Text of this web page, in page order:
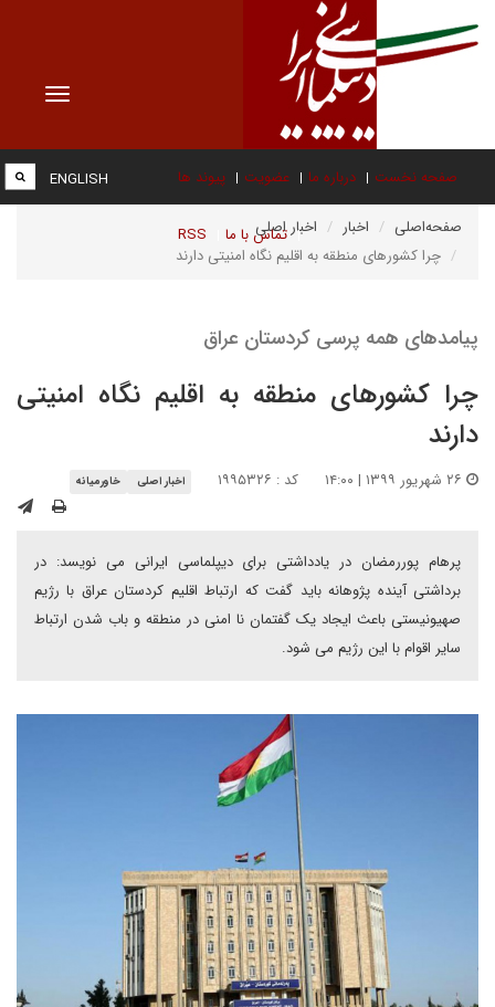
Toggle
صفحه نخست درباره ما عضویت پیوند ها
تماس با ما RSS
ENGLISH
صفحه‌اصلی اخبار
اخبار اصلی
چرا کشورهای منطقه به اقلیم نگاه امنیتی دارند
پیامدهای همه پرسی کردستان عراق
چرا کشورهای منطقه به اقلیم نگاه امنیتی
دارند
کد : ۱۹۹۵۳۲۶ اخبار اصلی خاورمیانه
پرهام پوررمضان در یادداشتی برای دیپلماسی ایرانی می نویسد: در
برداشتی آینده پژوهانه باید گفت که ارتباط اقلیم کردستان عراق با رژیم
صهیونیستی باعث ایجاد یک گفتمان نا امنی در منطقه و باب شدن ارتباط
سایر اقوام با این رژیم می شود.